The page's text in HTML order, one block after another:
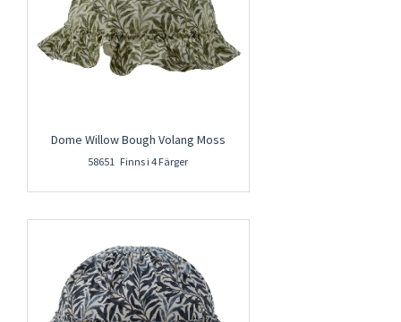
Dome Willow Bough Volang Moss
58651 Finns i 4 Färger